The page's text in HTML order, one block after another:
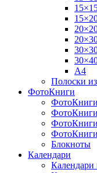
A4
Полоски
ФотоКниги
Блокноты
Календари